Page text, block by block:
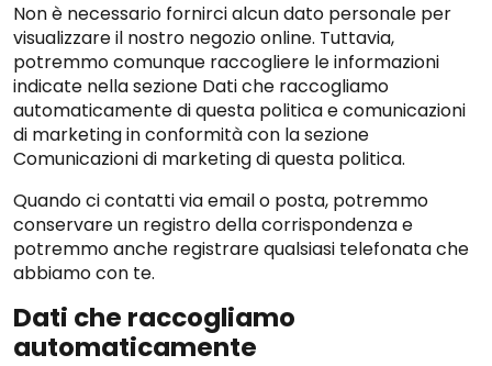
Non è necessario fornirci alcun dato personale per
visualizzare il nostro negozio online. Tuttavia,
potremmo comunque raccogliere le informazioni
indicate nella sezione Dati che raccogliamo
automaticamente di questa politica e comunicazioni
di marketing in conformità con la sezione
Comunicazioni di marketing di questa politica.
Quando ci contatti via email o posta, potremmo
conservare un registro della corrispondenza e
potremmo anche registrare qualsiasi telefonata che
abbiamo con te.
Dati che raccogliamo
automaticamente